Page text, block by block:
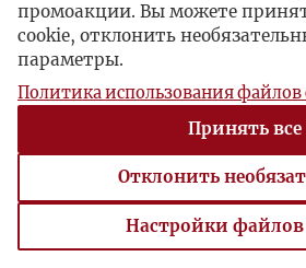
Postacie
Eugeniusz
Autor publikacji:PELENG
промоакции. Вы можете
cookie, отклонить
параметры.
Политика использования файлов
Принять все
Отклонить
Настройки файлов
Настройки файлов cookie